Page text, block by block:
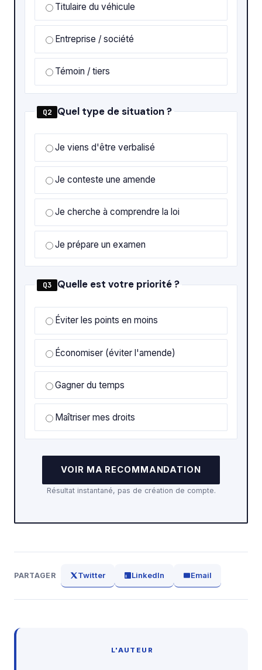
Titulaire du véhicule
Entreprise / société
Témoin / tiers
Q2 Quel type de situation ?
Je viens d'être verbalisé
Je conteste une amende
Je cherche à comprendre la loi
Je prépare un examen
Q3 Quelle est votre priorité ?
Éviter les points en moins
Économiser (éviter l'amende)
Gagner du temps
Maîtriser mes droits
VOIR MA RECOMMANDATION
Résultat instantané, pas de création de compte.
PARTAGER Twitter LinkedIn Email
L'AUTEUR